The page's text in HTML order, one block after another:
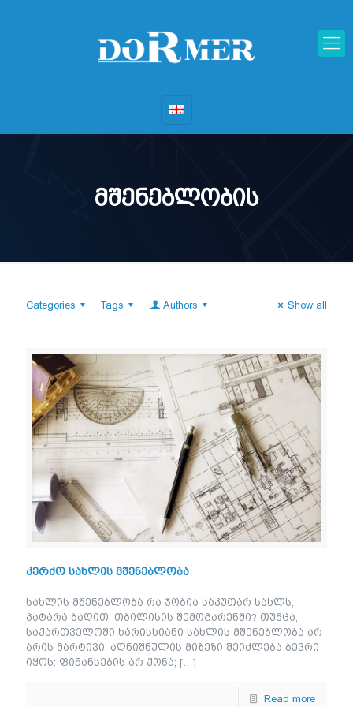
მშენებლობის
Categories Tags Authors Show all
კერძო სახლის მშენებლობა
სახლის მშენებლობა რა ჯობია საკუთარ სახლს,
პატარა ბაღით, თბილისის შემოგარენში? თუმცა,
საქართველოში ხარისხიანი სახლის მშენებლობა არ
არის მარტივი. აღნიშნულის მიზეზი შეიძლება ბევრი
იყოს: ფინანსების არ ქონა; […]
Read more